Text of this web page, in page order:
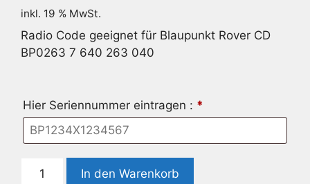
inkl. 19 % MwSt.
Radio Code geeignet für Blaupunkt Rover CD
BP0263 7 640 263 040
Hier Seriennummer eintragen : *
In den Warenkorb